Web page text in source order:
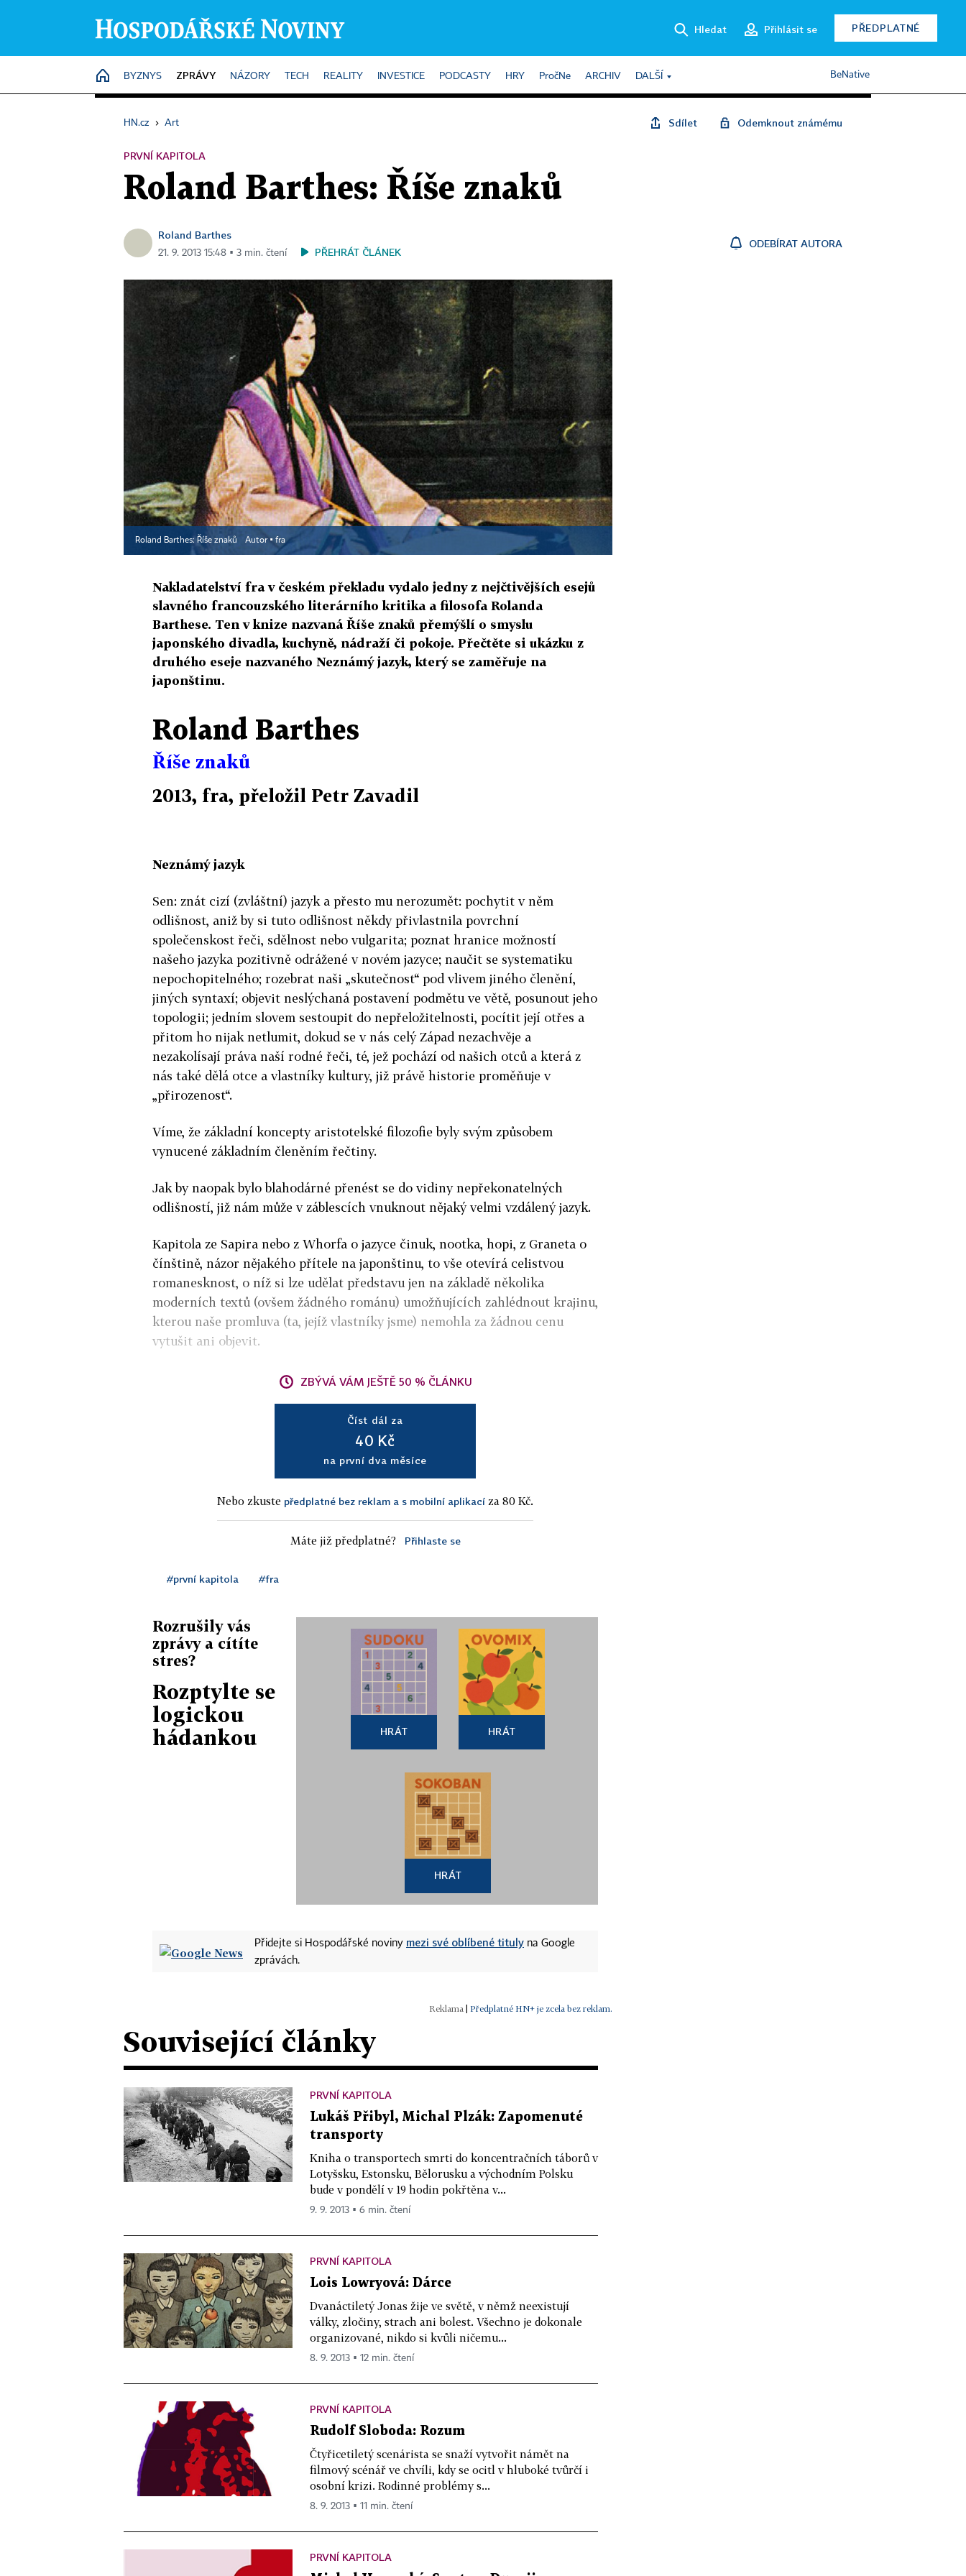
Hledat Přihlásit se PŘEDPLATNÉ
HOME
BYZNYS ZPRÁVY NÁZORY TECH REALITY INVESTICE PODCASTY HRY PročNe ARCHIV DALŠÍ BeNative
HN.cz › Art Sdílet Odemknout známému
PRVNÍ KAPITOLA
Roland Barthes: Říše znaků
Roland Barthes
21. 9. 2013 15:48 ▪ 3 min. čtení PŘEHRÁT ČLÁNEK
ODEBÍRAT AUTORA
Roland Barthes: Říše znaků Autor ▪ fra
Nakladatelství fra v českém překladu vydalo jedny z nejčtivějších esejů
slavného francouzského literárního kritika a filosofa Rolanda
Barthese. Ten v knize nazvaná Říše znaků přemýšlí o smyslu
japonského divadla, kuchyně, nádraží či pokoje. Přečtěte si ukázku z
druhého eseje nazvaného Neznámý jazyk, který se zaměřuje na
japonštinu.
Roland Barthes
Říše znaků
2013, fra, přeložil Petr Zavadil
Neznámý jazyk
Sen: znát cizí (zvláštní) jazyk a přesto mu nerozumět: pochytit v něm
odlišnost, aniž by si tuto odlišnost někdy přivlastnila povrchní
společenskost řeči, sdělnost nebo vulgarita; poznat hranice možností
našeho jazyka pozitivně odrážené v novém jazyce; naučit se systematiku
nepochopitelného; rozebrat naši „skutečnost“ pod vlivem jiného členění,
jiných syntaxí; objevit neslýchaná postavení podmětu ve větě, posunout jeho
topologii; jedním slovem sestoupit do nepřeložitelnosti, pocítit její otřes a
přitom ho nijak netlumit, dokud se v nás celý Západ nezachvěje a
nezakolísají práva naší rodné řeči, té, jež pochází od našich otců a která z
nás také dělá otce a vlastníky kultury, již právě historie proměňuje v
„přirozenost“.
Víme, že základní koncepty aristotelské filozofie byly svým způsobem
vynucené základním členěním řečtiny.
Jak by naopak bylo blahodárné přenést se do vidiny nepřekonatelných
odlišností, již nám může v záblescích vnuknout nějaký velmi vzdálený jazyk.
Kapitola ze Sapira nebo z Whorfa o jazyce činuk, nootka, hopi, z Graneta o
čínštině, názor nějakého přítele na japonštinu, to vše otevírá celistvou
romanesknost, o níž si lze udělat představu jen na základě několika
moderních textů (ovšem žádného románu) umožňujících zahlédnout krajinu,
kterou naše promluva (ta, jejíž vlastníky jsme) nemohla za žádnou cenu
vytušit ani objevit.
ZBÝVÁ VÁM JEŠTĚ 50 % ČLÁNKU
Číst dál za
40 Kč
na první dva měsíce
Nebo zkuste předplatné bez reklam a s mobilní aplikací za 80 Kč.
Máte již předplatné? Přihlaste se
#první kapitola #fra
Rozrušily vás
zprávy a cítíte
stres?
Rozptylte se
logickou
hádankou
HRÁT HRÁT
HRÁT
Přidejte si Hospodářské noviny mezi své oblíbené tituly na Google
zprávách.
| Předplatné HN+ je zcela bez reklam.
Související články
PRVNÍ KAPITOLA
Lukáš Přibyl, Michal Plzák: Zapomenuté
transporty
Kniha o transportech smrti do koncentračních táborů v
Lotyšsku, Estonsku, Bělorusku a východním Polsku
bude v pondělí v 19 hodin pokřtěna v...
9. 9. 2013 ▪ 6 min. čtení
PRVNÍ KAPITOLA
Lois Lowryová: Dárce
Dvanáctiletý Jonas žije ve světě, v němž neexistují
války, zločiny, strach ani bolest. Všechno je dokonale
organizované, nikdo si kvůli ničemu...
8. 9. 2013 ▪ 12 min. čtení
PRVNÍ KAPITOLA
Rudolf Sloboda: Rozum
Čtyřicetiletý scenárista se snaží vytvořit námět na
filmový scénář ve chvíli, kdy se ocitl v hluboké tvůrčí i
osobní krizi. Rodinné problémy s...
8. 9. 2013 ▪ 11 min. čtení
PRVNÍ KAPITOLA